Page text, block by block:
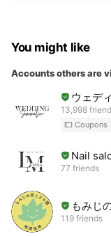
You might like
Accounts others are
ウェデ
13,998
Coupons
Nail
77 friends
もみじ
119 friends